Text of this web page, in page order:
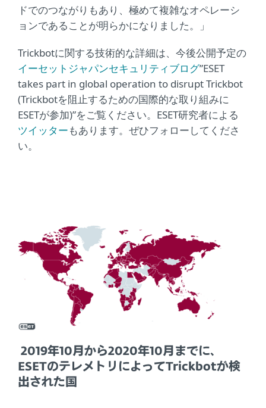
ドでのつながりもあり、極めて複雑なオペレーシ
ョンであることが明らかになりました。」
Trickbotに関する技術的な詳細は、今後公開予定の
イーセットジャパンセキュリティブログ”ESET
takes part in global operation to disrupt Trickbot
(Trickbotを阻止するための国際的な取り組みに
ESETが参加)”をご覧ください。ESET研究者による
ツイッターもあります。ぜひフォローしてくださ
い。
2019年10月から2020年10月までに、
ESETのテレメトリによってTrickbotが検
出された国